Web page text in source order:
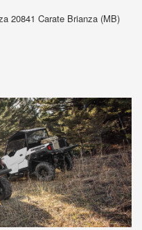
20841 Carate Brianza (MB)